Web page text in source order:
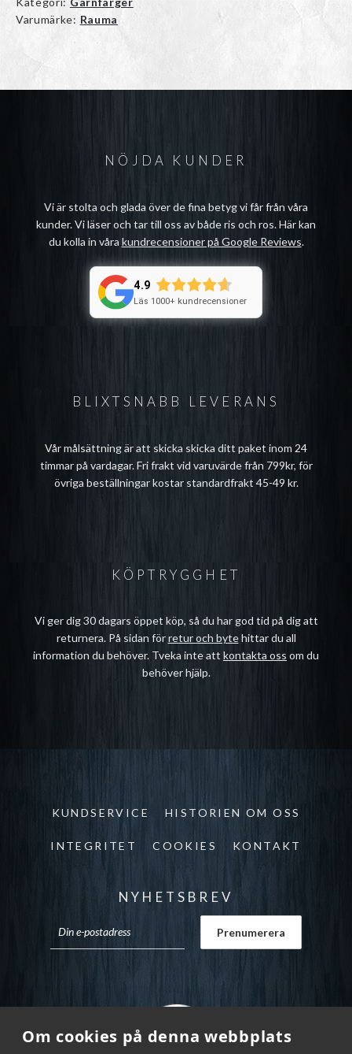
Om cookies på denna webbplats
Varumärke: Rauma
BLIXTSNABB LEVERANS
Vår målsättning är att skicka skicka ditt paket inom 24
timmar på vardagar. Fri frakt vid varuvärde från 799kr, för
övriga beställningar kostar standardfrakt 45-49 kr.
NÖJDA KUNDER
Vi är stolta och glada över de fina betyg vi får från våra
kunder. Vi läser och tar till oss av både ris och ros. Här kan
du kolla in våra kundrecensioner på Google Reviews.
4.9
Läs 1000+ kundrecensioner
KÖPTRYGGHET
Vi ger dig 30 dagars öppet köp, så du har god tid på dig att
returnera. På sidan förretur och bytehittar du all
information du behöver. Tveka inte att kontakta oss om du
behöver hjälp.
KUNDSERVICE HISTORIEN OM OSS
INTEGRITET COOKIES KONTAKT
NYHETSBREV